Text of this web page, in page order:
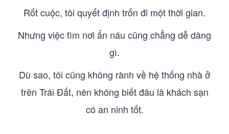
Rốt cuộc, tôi quyết định trốn đi một thời gian.
Nhưng việc tìm nơi ẩn náu cũng chẳng dễ dàng
gì.
Dù sao, tôi cũng không rành về hệ thống nhà ở
trên Trái Đất, nên không biết đâu là khách sạn
có an ninh tốt.